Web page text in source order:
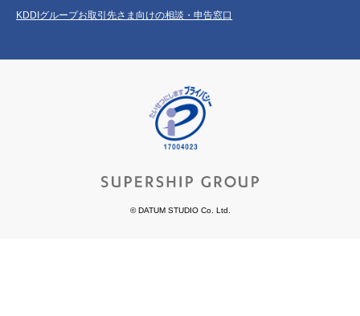
KDDIグループお取引先さま向けの相談・申告窓口
© DATUM STUDIO Co. Ltd.